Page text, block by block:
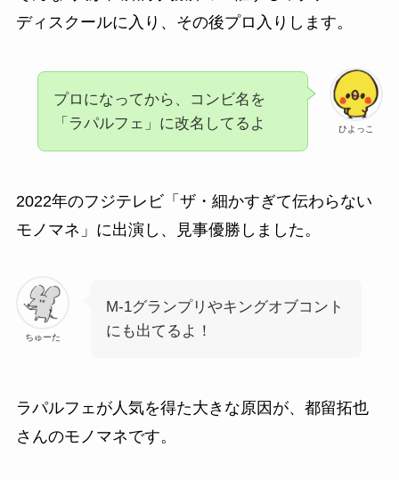
ディスクールに入り、その後プロ入りします。
ひよっこ
プロになってから、コンビ名を
「ラパルフェ」に改名してるよ
2022年のフジテレビ「ザ・細かすぎて伝わらない
モノマネ」に出演し、見事優勝しました。
ちゅーた
M-1グランプリやキングオブコント
にも出てるよ！
ラパルフェが人気を得た大きな原因が、都留拓也
さんのモノマネです。